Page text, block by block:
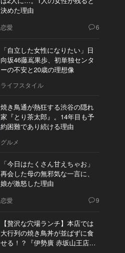
決めた理由
恋愛 6
「自立した女性になりたい」日
向坂46藤嶌果歩、初単独センタ
ーの不安と20歳の理想像
ライフスタイル
焼き鳥通が熱狂する渋谷の隠れ
家『とり茶太郎』。14年目も予
約困難であり続ける理由
グルメ
「今日はたくさん甘えちゃお」
再会した母の無邪気な一言に、
娘が激怒した理由
恋愛 9
【贅沢な穴場ランチ】本店では
大行列の焼き鳥丼が並ばずに食
せる！？『伊勢廣 赤坂山王店』